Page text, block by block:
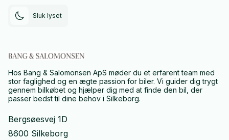
Sluk lyset
Hos Bang & Salomonsen ApS møder du et erfarent team med
stor faglighed og en ægte passion for biler. Vi guider dig trygt
gennem bilkøbet og hjælper dig med at finde den bil, der
passer bedst til dine behov i Silkeborg.
Bergsøesvej 1D
8600 Silkeborg